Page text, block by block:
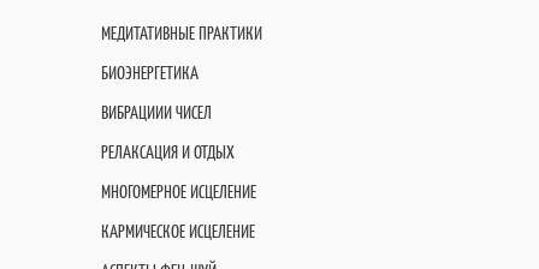
МЕДИТАТИВНЫЕ ПРАКТИКИ
БИОЭНЕРГЕТИКА
ВИБРАЦИИИ ЧИСЕЛ
РЕЛАКСАЦИЯ И ОТДЫХ
МНОГОМЕРНОЕ ИСЦЕЛЕНИЕ
КАРМИЧЕСКОЕ ИСЦЕЛЕНИЕ